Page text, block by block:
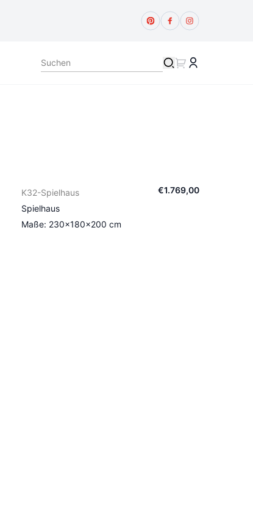
K32-Spielhaus €1.769,00
Spielhaus
Maße: 230×180×200 cm